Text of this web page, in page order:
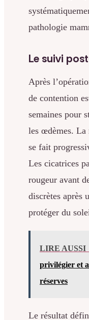
pathologie
Le suivi
Après
de contention
semaines pour
les œdèmes. La
se fait
Les cicatrices
rougeur avant
discrètes après
protéger du
LIRE AUSSI
privilégier et
réserves
Le résultat